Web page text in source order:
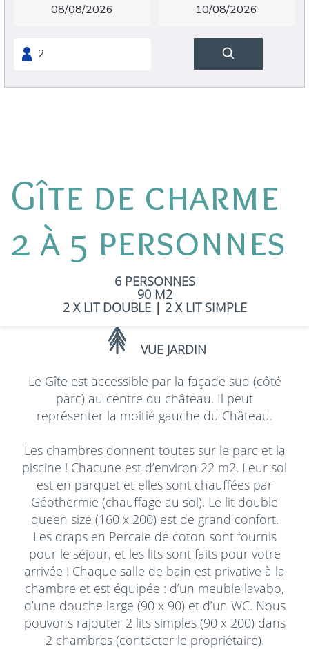
Gîte de charme
2 à 5 personnes
6 PERSONNES
90 M2
2 X LIT DOUBLE| 2 X LIT SIMPLE
VUE JARDIN
Le Gîte est accessible par la façade sud (côté
parc) au centre du château. Il peut
représenter la moitié gauche du Château.
Les chambres donnent toutes sur le parc et la
piscine ! Chacune est d’environ 22 m2. Leur sol
est en parquet et elles sont chauffées par
Géothermie (chauffage au sol). Le lit double
queen size (160 x 200) est de grand confort.
Les draps en Percale de coton sont fournis
pour le séjour, et les lits sont faits pour votre
arrivée ! Chaque salle de bain est privative à la
chambre et est équipée : d’un meuble lavabo,
d’une douche large (90 x 90) et d’un WC. Nous
pouvons rajouter 2 lits simples (90 x 200) dans
2 chambres (contacter le propriétaire).